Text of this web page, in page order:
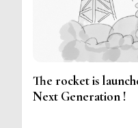
The rocket is
Next Generation !